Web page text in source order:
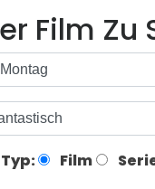
Film Zu
Typ: Film